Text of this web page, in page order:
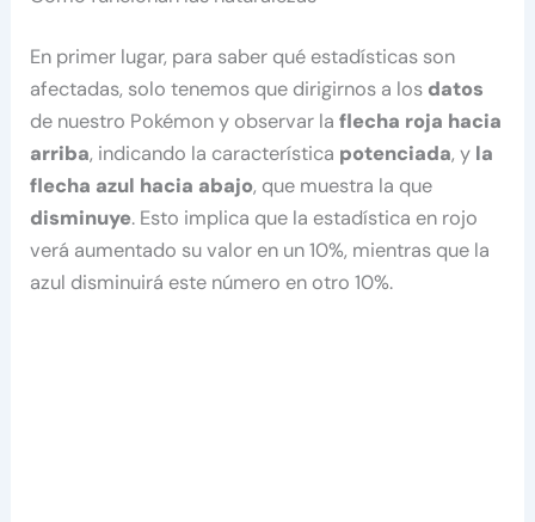
En primer lugar, para saber qué estadísticas son
afectadas, solo tenemos que dirigirnos a los datos
de nuestro Pokémon y observar la flecha roja hacia
arriba, indicando la característica potenciada, y la
flecha azul hacia abajo, que muestra la que
disminuye. Esto implica que la estadística en rojo
verá aumentado su valor en un 10%, mientras que la
azul disminuirá este número en otro 10%.